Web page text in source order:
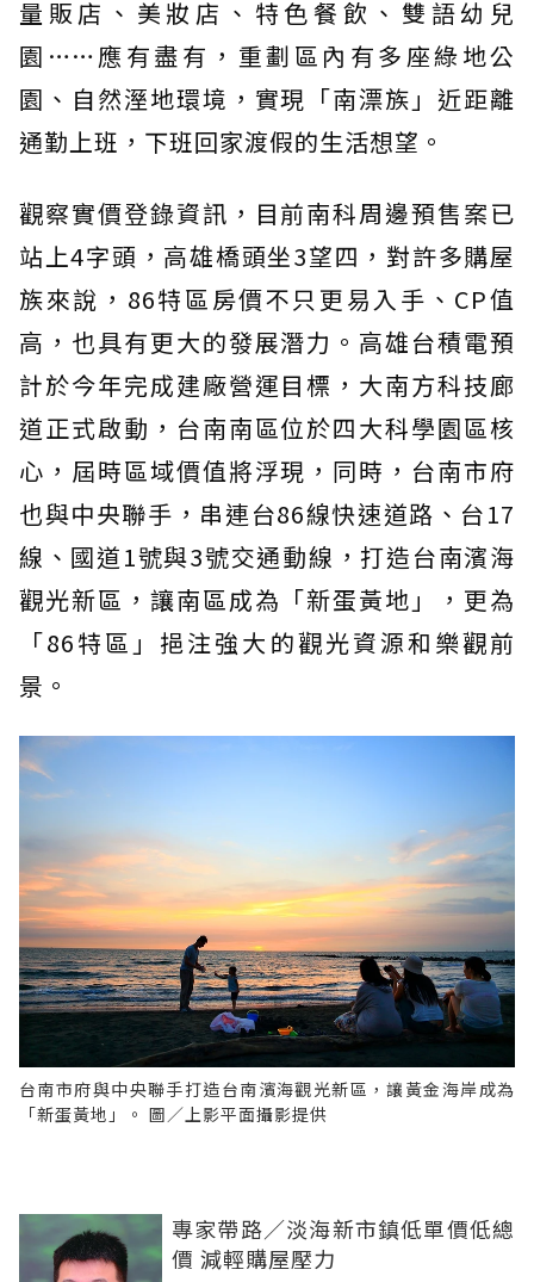
量販店、美妝店、特色餐飲、雙語幼兒
園……應有盡有，重劃區內有多座綠地公
園、自然溼地環境，實現「南漂族」近距離
通勤上班，下班回家渡假的生活想望。
觀察實價登錄資訊，目前南科周邊預售案已
站上4字頭，高雄橋頭坐3望四，對許多購屋
族來說，86特區房價不只更易入手、CP值
高，也具有更大的發展潛力。高雄台積電預
計於今年完成建廠營運目標，大南方科技廊
道正式啟動，台南南區位於四大科學園區核
心，屆時區域價值將浮現，同時，台南市府
也與中央聯手，串連台86線快速道路、台17
線、國道1號與3號交通動線，打造台南濱海
觀光新區，讓南區成為「新蛋黃地」，更為
「86特區」挹注強大的觀光資源和樂觀前
景。
台南市府與中央聯手打造台南濱海觀光新區，讓黃金海岸成為
「新蛋黃地」。 圖／上影平面攝影提供
專家帶路／淡海新市鎮低單價低總
價 減輕購屋壓力